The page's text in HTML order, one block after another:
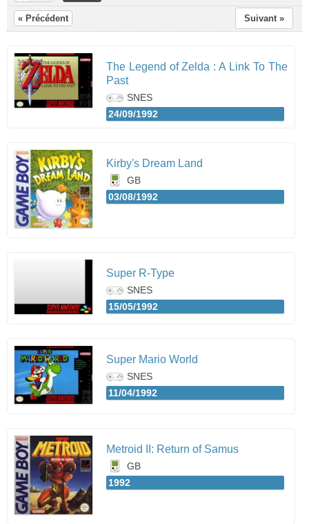
« Précédent Suivant »
The Legend of Zelda : A Link To The
Past
SNES
24/09/1992
Kirby's Dream Land
GB
03/08/1992
Super R-Type
SNES
15/05/1992
Super Mario World
SNES
11/04/1992
Metroid II: Return of Samus
GB
1992